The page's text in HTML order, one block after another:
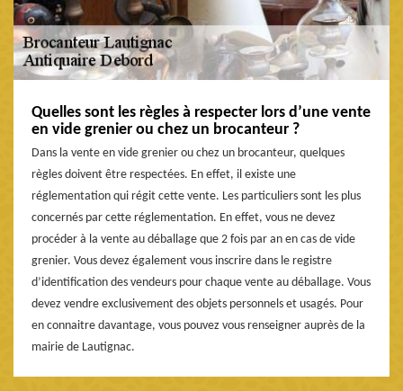
Quelles sont les règles à respecter lors d’une vente
en vide grenier ou chez un brocanteur ?
Dans la vente en vide grenier ou chez un brocanteur, quelques
règles doivent être respectées. En effet, il existe une
réglementation qui régit cette vente. Les particuliers sont les plus
concernés par cette réglementation. En effet, vous ne devez
procéder à la vente au déballage que 2 fois par an en cas de vide
grenier. Vous devez également vous inscrire dans le registre
d’identification des vendeurs pour chaque vente au déballage. Vous
devez vendre exclusivement des objets personnels et usagés. Pour
en connaitre davantage, vous pouvez vous renseigner auprès de la
mairie de Lautignac.